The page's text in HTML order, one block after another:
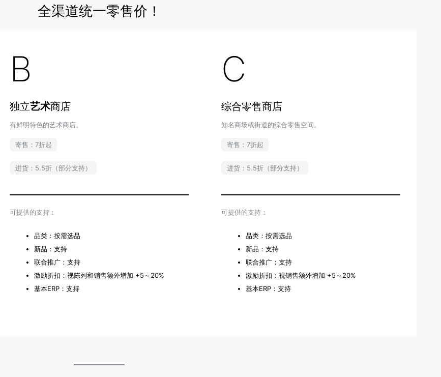
全渠道统一零售价！
B
独立艺术商店
有鲜明特色的艺术商店。
寄售：7折起
进货：5.5折（部分支持）
可提供的支持：
品类：按需选品
新品：支持
联合推广：支持
激励折扣：视陈列和销售额外增加 +5～20%
基本ERP：支持
C
综合零售商店
知名商场或街道的综合零售空间。
寄售：7折起
进货：5.5折（部分支持）
可提供的支持：
品类：按需选品
新品：支持
联合推广：支持
激励折扣：视销售额外增加 +5～20%
基本ERP：支持